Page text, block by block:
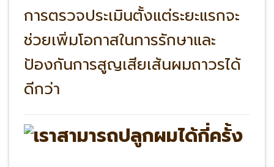
การตรวจประเมินตั้งแต่ระยะแรกจะ
ช่วยเพิ่มโอกาสในการรักษาและ
ป้องกันการสูญเสียเส้นผมถาวรได้
ดีกว่า